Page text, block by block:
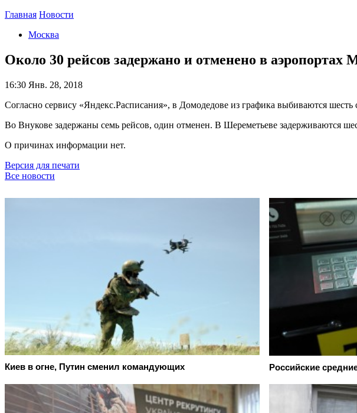
Главная Новости
Москва
Около 30 рейсов задержано и отменено в аэропортах
16:30 Янв. 28, 2018
Согласно сервису «Яндекс.Расписания», в Домодедове из графика выбиваются
Во Внукове задержаны семь рейсов, один отменен. В Шереметьеве задерживаются
О причинах информации нет.
Версия для печати
Все новости
Киев в огне, Путин сменил командующих Российские